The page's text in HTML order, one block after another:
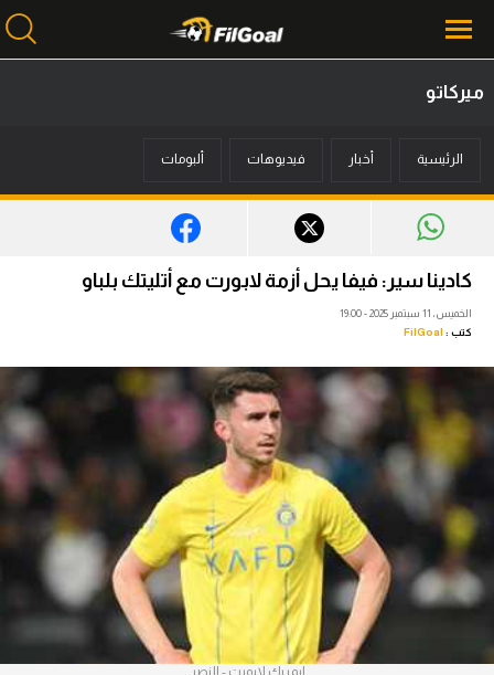
أخبار
ميركاتو
مسابقة التوقعات
عدسات
ركن الألعاب
ميركاتو
الرئيسية أخبار فيديوهات ألبومات
كادينا سير: فيفا يحل أزمة لابورت مع أتليتك بلباو
الخميس، 11 سبتمبر 2025 - 19:00
كتب : FilGoal
إيمريك لابورت - النصر